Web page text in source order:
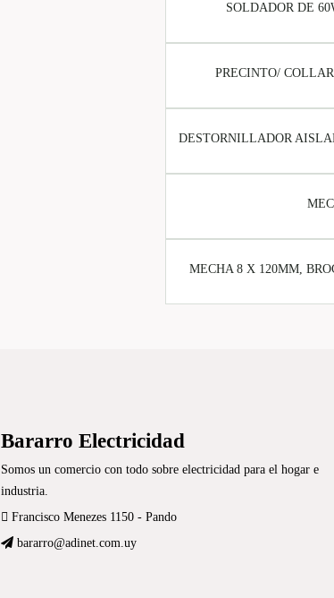
SOLDADOR DE
PRECINTO/
DESTORNILLADOR
MECHA 8 X 120MM,
Bararro Electricidad
Somos un comercio con todo sobre electricidad para el hogar e
industria.
Francisco Menezes 1150 - Pando
bararro@adinet.com.uy